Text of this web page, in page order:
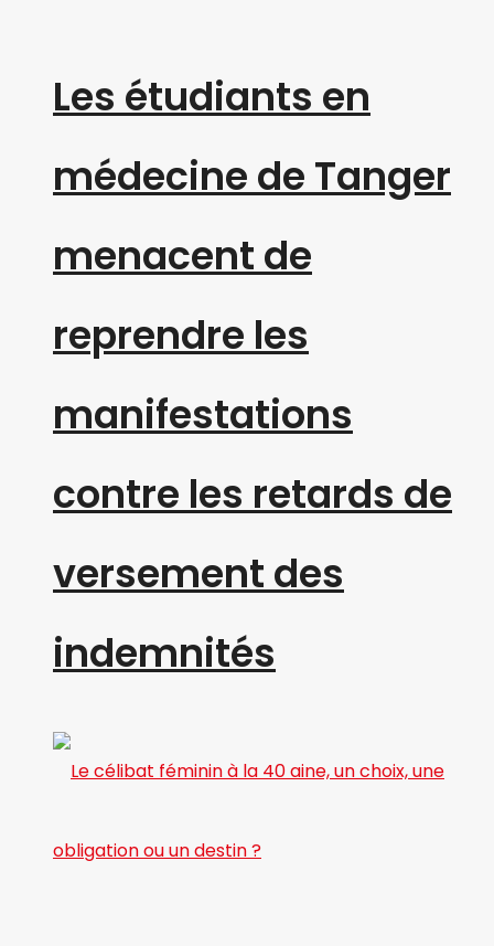
Les étudiants en
médecine de Tanger
menacent de
reprendre les
manifestations
contre les retards de
versement des
indemnités